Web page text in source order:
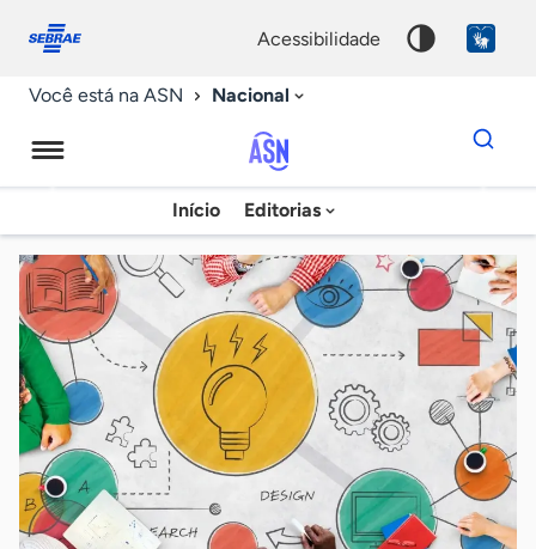
conosco
acessibilidade
Você está na ASN Nacional
Agência
Sebrae
de
Notícias
Início Editorias
Dados
para
chave